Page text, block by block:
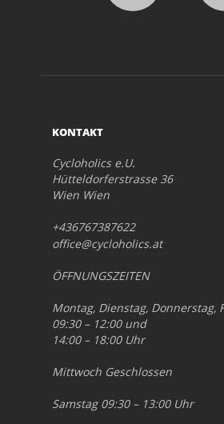
KONTAKT
Cycloholics e.U.
Hütteldorferstrasse 36
Wien Wien
+436767387622
office@cycloholics.at
ÖFFNUNGSZEITEN
Montag, Dienstag, Donnerstag,
09:30 – 12:00 und
14:00 – 18:00 Uhr
Mittwoch Geschlossen
Samstag 09:30 – 13:00 Uhr